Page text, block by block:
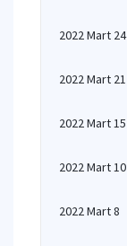
2022 Mart 24
2022 Mart 21
2022 Mart 15
2022 Mart 10
2022 Mart 8